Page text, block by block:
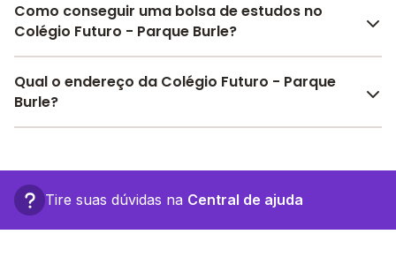
Como conseguir uma bolsa de estudos no
Colégio Futuro - Parque Burle?
O Melhor Escola oferece descontos para o Colégio
Futuro - Parque Burle a partir de
. Faça sua
Qual o endereço da Colégio Futuro - Parque
Burle?
Pássaros, s/nº - Lt 1 ao 5 Qd - Cabo Frio - RJ.
Tire suas dúvidas na Central de ajuda